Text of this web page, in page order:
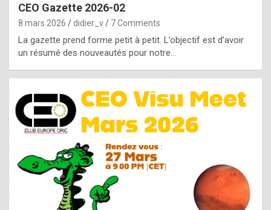
g
e
n
u
i
n
e
R
o
CEO Gazette 2026-02
8 mars 2026 didier_v 7 Comments
La gazette prend forme petit à petit. L’objectif est d’avoir
un résumé des nouveautés pour notre…